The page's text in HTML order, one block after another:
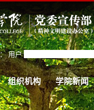
用户
组织机构 学院新闻